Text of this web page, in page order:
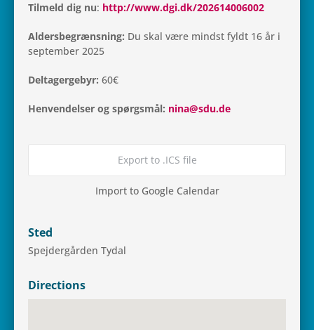
Til­meld dig nu: http://www.dgi.dk/202614006002
Alders­be­græns­ning: Du skal være mindst fyldt 16 år i
sep­tem­ber 2025
Del­ta­ger­ge­byr: 60€
Hen­ven­del­ser og spørgs­mål: nina@sdu.de
Export to .ICS file
Import to Google Calendar
Sted
Spej­der­går­den Tydal
Directions